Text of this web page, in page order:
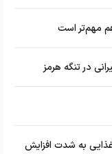
مهم‌تر است
در تنگه هرمز
به شدت افزایش